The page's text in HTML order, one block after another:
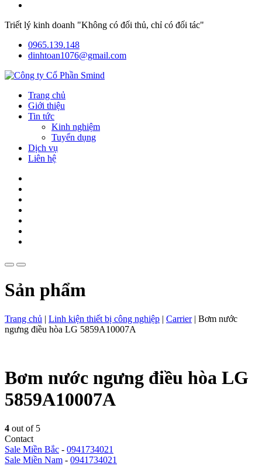
Triết lý kinh doanh "Không có đối thủ, chỉ có đối tác"
0965.139.148
dinhtoan1076@gmail.com
Trang chủ
Giới thiệu
Tin tức
Kinh nghiệm
Tuyển dụng
Dịch vụ
Liên hệ
Sản phẩm
Trang chủ | Linh kiện thiết bị công nghiệp | Carrier| Bơm nước
ngưng điều hòa LG 5859A10007A
Bơm nước ngưng điều hòa LG
5859A10007A
4 out of 5
Contact
Sale Miền Bắc - 0941734021
Sale Miền Nam - 0941734021